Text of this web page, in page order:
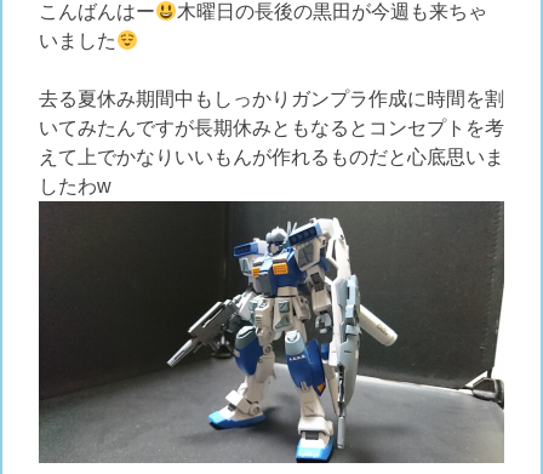
こんばんはー
木曜日の長後の黒田が今週も来ちゃ
いました
去る夏休み期間中もしっかりガンプラ作成に時間を割
いてみたんですが長期休みともなるとコンセプトを考
えて上でかなりいいもんが作れるものだと心底思いま
したわw